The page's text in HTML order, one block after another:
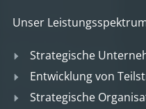
Unser
Strategische
Entwicklung von
Strategische